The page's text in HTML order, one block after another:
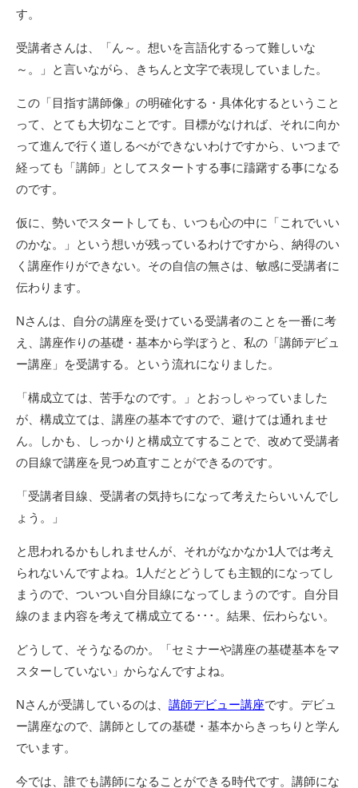
す。
受講者さんは、「ん～。想いを言語化するって難しいな
～。」と言いながら、きちんと文字で表現していました。
この「目指す講師像」の明確化する・具体化するということ
って、とても大切なことです。目標がなければ、それに向か
って進んで行く道しるべができないわけですから、いつまで
経っても「講師」としてスタートする事に躊躇する事になる
のです。
仮に、勢いでスタートしても、いつも心の中に「これでいい
のかな。」という想いが残っているわけですから、納得のい
く講座作りができない。その自信の無さは、敏感に受講者に
伝わります。
Nさんは、自分の講座を受けている受講者のことを一番に考
え、講座作りの基礎・基本から学ぼうと、私の「講師デビュ
ー講座」を受講する。という流れになりました。
「構成立ては、苦手なのです。」とおっしゃっていました
が、構成立ては、講座の基本ですので、避けては通れませ
ん。しかも、しっかりと構成立てすることで、改めて受講者
の目線で講座を見つめ直すことができるのです。
「受講者目線、受講者の気持ちになって考えたらいいんでし
ょう。」
と思われるかもしれませんが、それがなかなか1人では考え
られないんですよね。1人だとどうしても主観的になってし
まうので、ついつい自分目線になってしまうのです。自分目
線のまま内容を考えて構成立てる･･･。結果、伝わらない。
どうして、そうなるのか。「セミナーや講座の基礎基本をマ
スターしていない」からなんですよね。
Nさんが受講しているのは、 講師デビュー講座です。デビュ
ー講座なので、講師としての基礎・基本からきっちりと学ん
でいます。
今では、誰でも講師になることができる時代です。講師にな